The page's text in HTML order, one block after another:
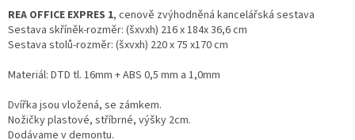
REA OFFICE EXPRES 1, cenově zvýhodněná kancelářská sestava
Sestava skříněk-rozměr: (šxvxh) 216 x 184x 36,6 cm
Sestava stolů-rozměr: (šxvxh) 220 x 75 x170 cm
Materiál: DTD tl. 16mm + ABS 0,5 mm a 1,0mm
Dvířka jsou vložená, se zámkem.
Nožičky plastové, stříbrné, výšky 2cm.
Dodávame v demontu.